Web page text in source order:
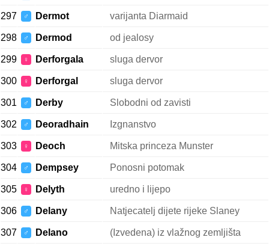
297 ♂ Dermot varijanta Diarmaid
298 ♂ Dermod od jealosy
299 ♀ Derforgala sluga dervor
300 ♀ Derforgal sluga dervor
301 ♂ Derby Slobodni od zavisti
302 ♂ Deoradhain Izgnanstvo
303 ♀ Deoch Mitska princeza Munster
304 ♂ Dempsey Ponosni potomak
305 ♀ Delyth uredno i lijepo
306 ♂ Delany Natjecatelj dijete rijeke Slaney
307 ♂ Delano (Izvedena) iz vlažnog zemljišta